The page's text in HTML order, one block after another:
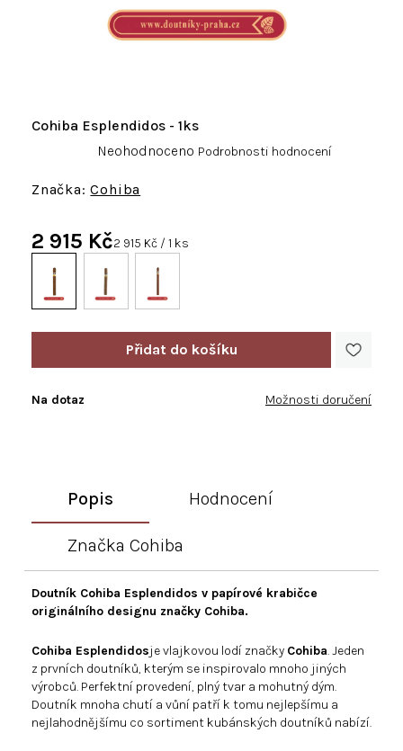
2 915 KčMěrná
2 915 Kč / 1 ks
Na dotaz Možnosti doručení
Cohiba Esplendidos - 1ks
Cohiba
Průměrné
produktu
z
5
hvězdiček.
Neohodnoceno Podrobnosti hodnocení
Popis Hodnocení
Značka Cohiba
Doutník Cohiba Esplendidos v papírové krabičce
originálního designu značky Cohiba.
Cohiba Esplendidosje vlajkovou lodí značky Cohiba. Jeden
z prvních doutníků, kterým se inspirovalo mnoho jiných
výrobců. Perfektní provedení, plný tvar a mohutný dým.
Doutník mnoha chutí a vůní patří k tomu nejlepšímu a
nejlahodnějšímu co sortiment kubánských doutníků nabízí.